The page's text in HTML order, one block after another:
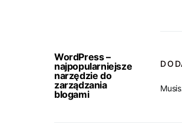
WordPress –
najpopularniejsze
narzędzie do
zarządzania
blogami